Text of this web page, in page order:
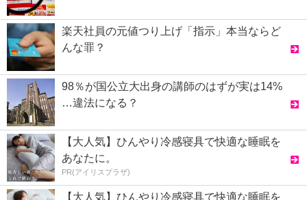
楽天社員の元値つり上げ「指示」本当ならど
んな罪？
98％が国公立大出身の講師のはずが実は14%
…違法になる？
【大人気】ひんやり冷感寝具で快適な睡眠を
あなたに。
PR(アイリスプラザ)
【大人気】ひんやり冷感寝具で快適な睡眠を